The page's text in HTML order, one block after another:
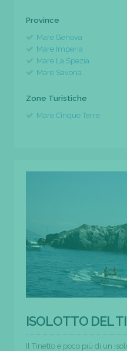
Province
Mare Genova
Mare Imperia
Mare La Spezia
Mare Savona
Zone Turistiche
Mare Cinque Terre
ISOLOTTO DEL
Il Tinetto è poco più di un